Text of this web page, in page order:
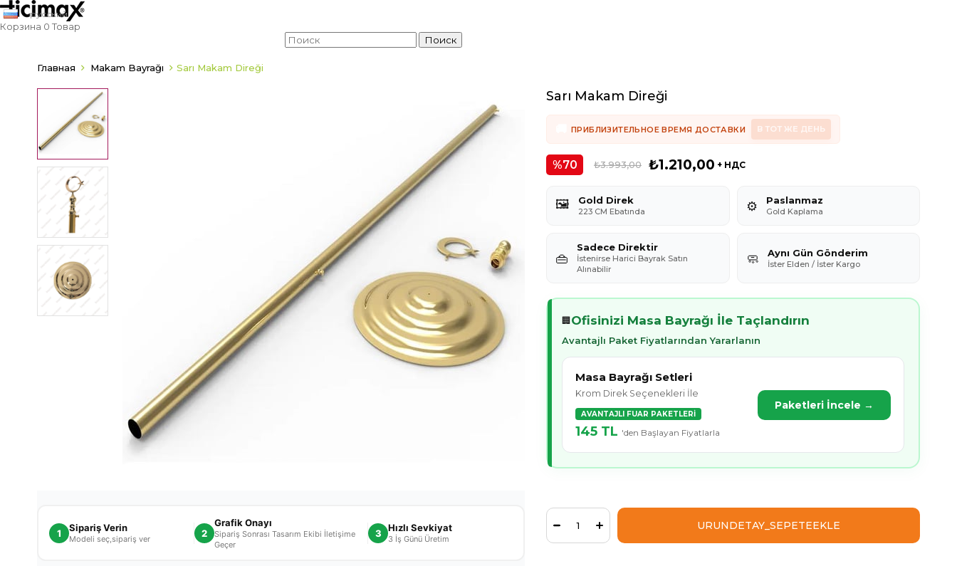
русский
Корзина 0 Товар
Главная Makam Bayrağı Sarı Makam Direği
1 Sipariş Verin
Modeli seç,sipariş ver
2
Grafik Onayı
Sipariş Sonrası Tasarım Ekibi İletişime
Geçer
3 Hızlı Sevkiyat
3 İş Günü Üretim
Sarı Makam Direği
ПРИБЛИЗИТЕЛЬНОЕ ВРЕМЯ ДОСТАВКИ В ТОТ ЖЕ ДЕНЬ
70 ₺3.993,00 ₺1.210,00 + НДС
🖼️ Gold Direk
223 CM Ebatında ⚙️ Paslanmaz
Gold Kaplama
👜
Sadece Direktir
İstenirse Harici Bayrak Satın
Alınabilir
🧼 Aynı Gün Gönderim
İster Elden / İster Kargo
🏢Ofisinizi Masa Bayrağı İle Taçlandırın
Avantajlı Paket Fiyatlarından Yararlanın
Masa Bayrağı Setleri
Krom Direk Seçenekleri İle
AVANTAJLI FUAR PAKETLERİ
145 TL 'den Başlayan Fiyatlarla
Paketleri İncele →